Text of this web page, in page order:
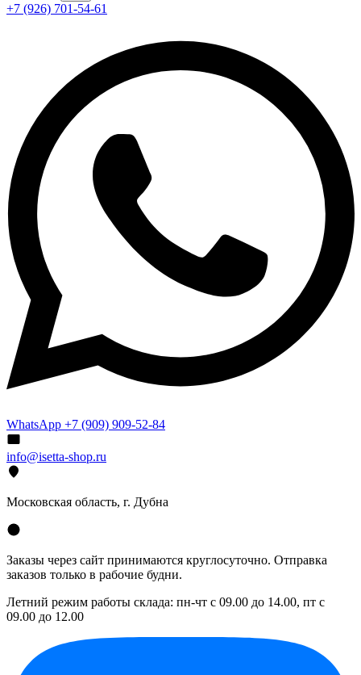
+7 (926) 701-54-61
WhatsApp +7 (909) 909-52-84
info@isetta-shop.ru
Московская область, г. Дубна
Заказы через сайт принимаются круглосуточно. Отправка
заказов только в рабочие будни.
Летний режим работы склада: пн-чт с 09.00 до 14.00, пт с
09.00 до 12.00